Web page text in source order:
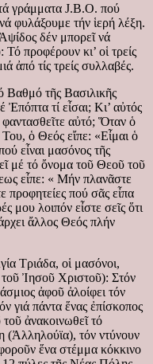
γράμματα J.B.O. πού
φυλάξουμε τήν ἱερή λέξη.
δέν μπορεῖ νά
προφέρουν κι’ οἱ τρείς
ἀπό τίς τρείς συλλαβές.
Βαθμό τῆς Βασιλικῆς
τί εἶσαι; Κι’ αὐτός
αὐτό; Ὅταν ὁ
ὁ Θεός εἴπε: «Εἶμαι ὁ
εἶναι μασόνος τῆς
μέ τό ὄνομα τοῦ Θεοῦ τοῦ
εἶπε: « Μήν πλανᾶστε
προφητείες πού σᾶς εἶπα
μου λοιπόν εἶστε σεῖς ὅτι
ἄλλος Θεός πλήν
Τριάδα, οἱ μασόνοι,
Ἰησοῦ Χριστοῦ): Στόν
ἀφοῦ ἀλοίφει τόν
γιά πάντα ἕνας ἐπίσκοπος
ἀνακοινωθεῖ τό
τόν ντύνουν
ἕνα στέμμα κόκκινο